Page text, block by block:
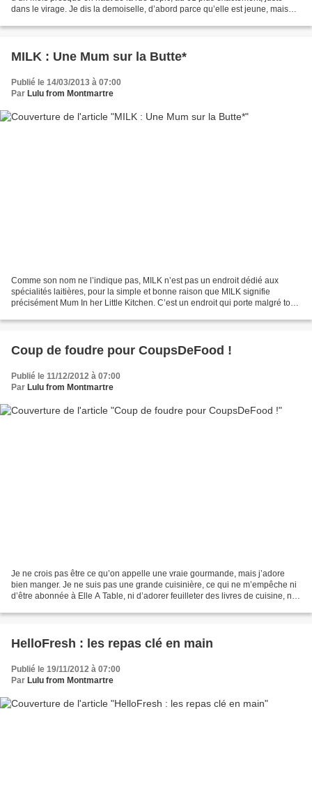
dans le virage. Je dis la demoiselle, d’abord parce qu’elle est jeune, mais
MILK : Une Mum sur la Butte*
Publié le 14/03/2013 à 07:00
Par Lulu from Montmartre
Comme son nom ne l’indique pas, MILK n’est pas un endroit dédié aux
spécialités laitières, pour la simple et bonne raison que MILK signifie
précisément Mum In her Little Kitchen. C’est un endroit qui porte malgré tout
Coup de foudre pour CoupsDeFood !
Publié le 11/12/2012 à 07:00
Par Lulu from Montmartre
Je ne crois pas être ce qu’on appelle une vraie gourmande, mais j’adore
bien manger. Je ne suis pas une grande cuisinière, ce qui ne m’empêche ni
d’être abonnée à Elle A Table, ni d’adorer feuilleter des livres de cuisine, ni
HelloFresh : les repas clé en main
Publié le 19/11/2012 à 07:00
Par Lulu from Montmartre